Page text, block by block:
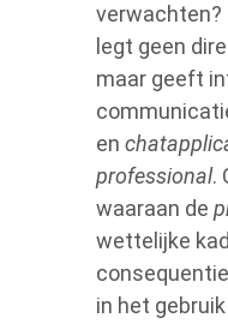
verwachten?
legt geen
maar geeft
en
professional.
waaraan de
wettelijke
in het